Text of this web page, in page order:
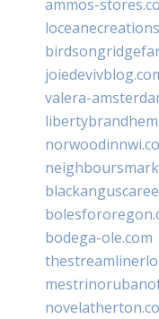
ammos-
valera-
bodega-ole.com